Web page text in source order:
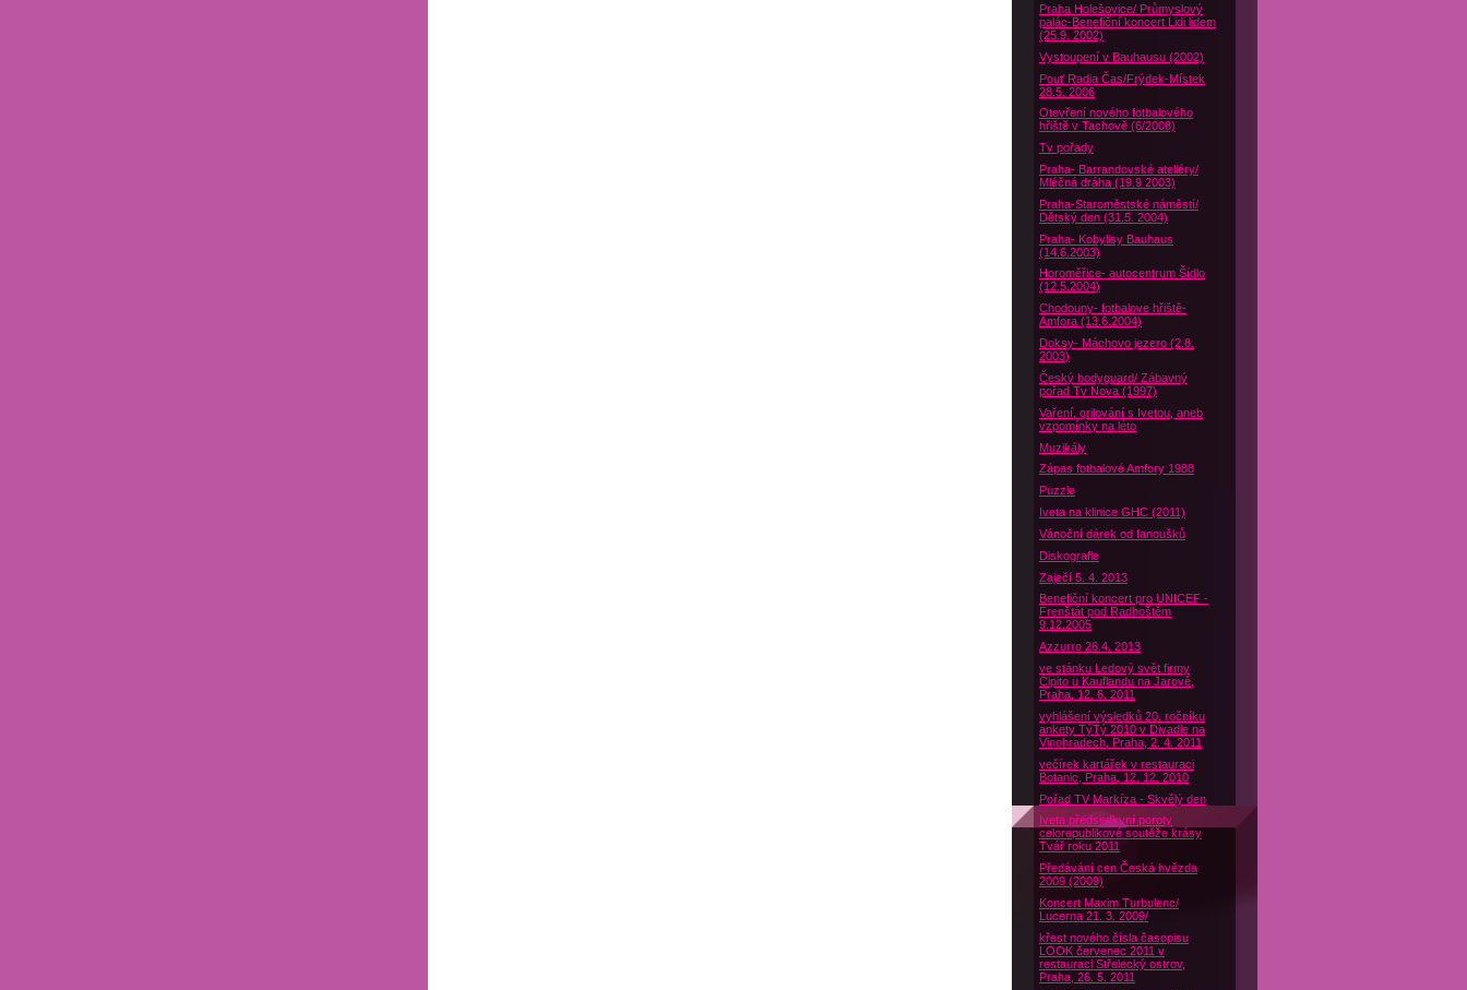
Praha Holešovice/ Průmyslový
palác-Benefiční koncert Lidi lidem
(25.9. 2002)
Vystoupení v Bauhausu (2002)
Pouť Radia Čas/Frýdek-Místek
28.5. 2006
Otevření nového fotbalového
hřiště v Tachově (6/2008)
Tv pořady
Praha- Barrandovské ateliéry/
Mléčná dráha (19.9 2003)
Praha-Staroměstské náměstí/
Dětský den (31.5. 2004)
Praha- Kobylisy Bauhaus
(14.6.2003)
Horoměřice- autocentrum Šídlo
(12.5.2004)
Chodouny- fotbalove hřiště-
Amfora (13.6.2004)
Doksy- Máchovo jezero (2.8.
2003)
Český bodyguard/ Zábavný
pořad Tv Nova (1997)
Vaření, grilování s Ivetou, aneb
vzpomínky na léto
Muzikály
Zápas fotbalové Amfory 1988
Puzzle
Iveta na klinice GHC (2011)
Vánoční dárek od fanoušků
Diskografie
Zaječí 5. 4. 2013
Benefiční koncert pro UNICEF -
Frenštát pod Radhoštěm
9.12.2005
Azzurro 26.4. 2013
ve stánku Ledový svět firmy
Čipito u Kauflandu na Jarově,
Praha, 12. 6. 2011
vyhlášení výsledků 20. ročníku
ankety TýTý 2010 v Divadle na
Vinohradech, Praha, 2. 4. 2011
večírek kartářek v restauraci
Botanic, Praha, 12. 12. 2010
Pořad TV Markíza - Skvělý den
Iveta předsedkyní poroty
celorepublikové soutěže krásy
Tvář roku 2011
Předávání cen Česká hvězda
2009 (2009)
Koncert Maxim Turbulenc/
Lucerna 21. 3. 2009/
křest nového čísla časopisu
LOOK červenec 2011 v
restauraci Střelecký ostrov,
Praha, 26. 5. 2011